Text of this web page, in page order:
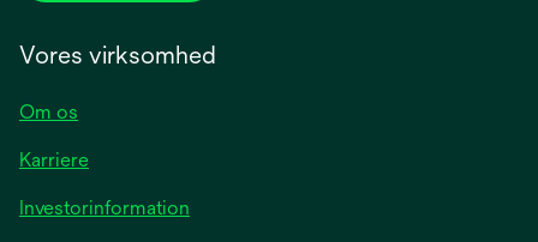
Vores virksomhed
Om os
Karriere
Investorinformation